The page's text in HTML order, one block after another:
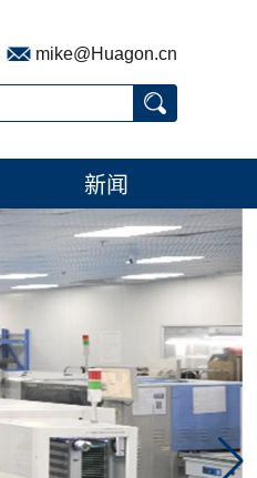
mike@Huagon.cn
新闻